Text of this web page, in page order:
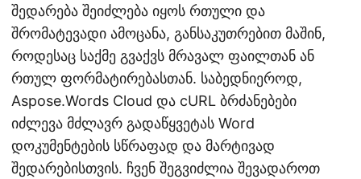
შედარება შეიძლება იყოს რთული და
შრომატევადი ამოცანა, განსაკუთრებით მაშინ,
როდესაც საქმე გვაქვს მრავალ ფაილთან ან
რთულ ფორმატირებასთან. საბედნიეროდ,
Aspose.Words Cloud და cURL ბრძანებები
იძლევა მძლავრ გადაწყვეტას Word
დოკუმენტების სწრაფად და მარტივად
შედარებისთვის. ჩვენ შეგვიძლია შევადაროთ